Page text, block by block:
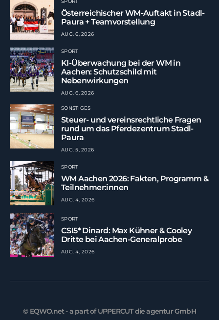
Österreichischer WM-Auftakt in Stadl-
Paura + Teamvorstellung
AUG. 6, 2026
SPORT
KI-Überwachung bei der WM in
Aachen: Schutzschild mit
Nebenwirkungen
AUG. 6, 2026
SONSTIGES
Steuer- und vereinsrechtliche Fragen
rund um das Pferdezentrum Stadl-
Paura
AUG. 5, 2026
SPORT
WM Aachen 2026: Fakten, Programm &
Teilnehmer:innen
AUG. 4, 2026
SPORT
CSI5* Dinard: Max Kühner & Cooley
Dritte bei Aachen-Generalprobe
AUG. 4, 2026
© EQWO.net - a part of UPPERCUT die agentur GmbH